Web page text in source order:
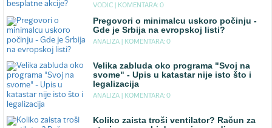
VODIC | KOMENTARA: 0
Pregovori o minimalcu uskoro počinju -
Gde je Srbija na evropskoj listi?
ANALIZA | KOMENTARA: 0
Velika zabluda oko programa "Svoj na
svome" - Upis u katastar nije isto što i
legalizacija
ANALIZA | KOMENTARA: 0
Koliko zaista troši ventilator? Račun za